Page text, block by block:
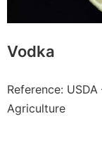
Vodka
Reference:
Agriculture